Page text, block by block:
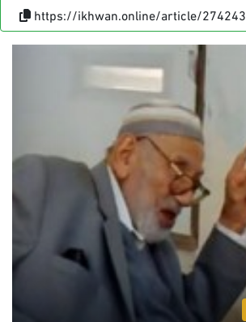
https://ikhwan.online/article/274243